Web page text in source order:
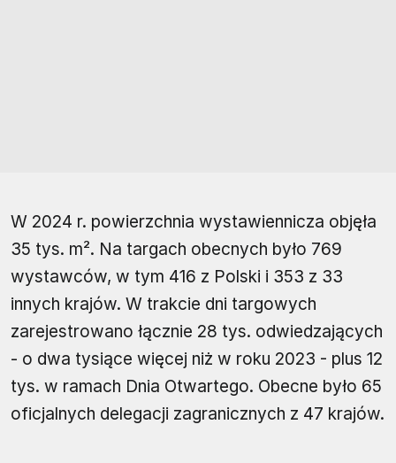
W 2024 r. powierzchnia wystawiennicza objęła
35 tys. m². Na targach obecnych było 769
wystawców, w tym 416 z Polski i 353 z 33
innych krajów. W trakcie dni targowych
zarejestrowano łącznie 28 tys. odwiedzających
- o dwa tysiące więcej niż w roku 2023 - plus 12
tys. w ramach Dnia Otwartego. Obecne było 65
oficjalnych delegacji zagranicznych z 47 krajów.